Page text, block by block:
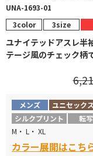
UNA-1693-01
3color 3size
ユナイテッドアスレ半
テージ風のチェック柄
メンズ
ユニセックス
シルクプリント
転写
M・ L・ XL
カラー展開はこち